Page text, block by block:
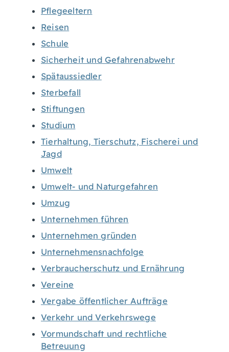
Pflegeeltern
Reisen
Schule
Sicherheit und Gefahrenabwehr
Spätaussiedler
Sterbefall
Stiftungen
Studium
Tierhaltung, Tierschutz, Fischerei und
Jagd
Umwelt
Umwelt- und Naturgefahren
Umzug
Unternehmen führen
Unternehmen gründen
Unternehmensnachfolge
Verbraucherschutz und Ernährung
Vereine
Vergabe öffentlicher Aufträge
Verkehr und Verkehrswege
Vormundschaft und rechtliche
Betreuung